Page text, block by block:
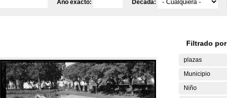
Año exacto: Década:
Filtrado por
plazas
Municipio
Niño